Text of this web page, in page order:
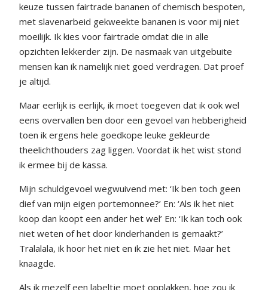
keuze tussen fairtrade bananen of chemisch bespoten,
met slavenarbeid gekweekte bananen is voor mij niet
moeilijk. Ik kies voor fairtrade omdat die in alle
opzichten lekkerder zijn. De nasmaak van uitgebuite
mensen kan ik namelijk niet goed verdragen. Dat proef
je altijd.
Maar eerlijk is eerlijk, ik moet toegeven dat ik ook wel
eens overvallen ben door een gevoel van hebberigheid
toen ik ergens hele goedkope leuke gekleurde
theelichthouders zag liggen. Voordat ik het wist stond
ik ermee bij de kassa.
Mijn schuldgevoel wegwuivend met: ‘Ik ben toch geen
dief van mijn eigen portemonnee?’ En: ‘Als ik het niet
koop dan koopt een ander het wel’ En: ‘Ik kan toch ook
niet weten of het door kinderhanden is gemaakt?’
Tralalala, ik hoor het niet en ik zie het niet. Maar het
knaagde.
Als ik mezelf een labeltje moet opplakken, hoe zou ik